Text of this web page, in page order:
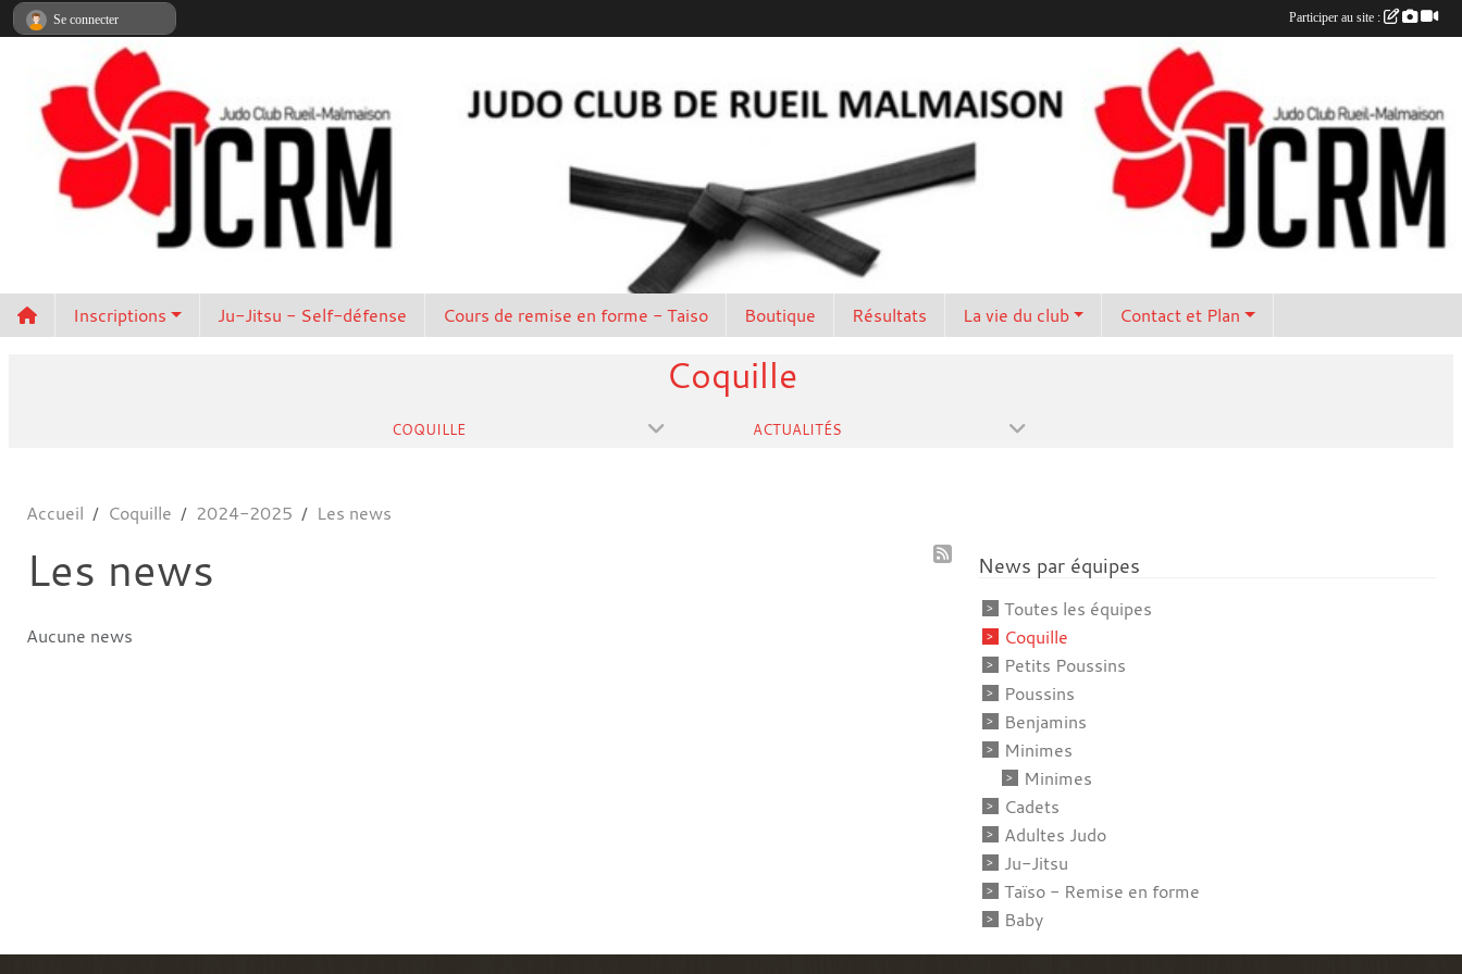
Inscriptions Ju-Jitsu - Self-défense Cours de remise en forme - Taiso Boutique Résultats La vie du club Contact et Plan
Coquille
COQUILLE ACTUALITÉS
Accueil Coquille 2024-2025 Les news
Les news
Aucune news
News par équipes
Toutes les équipes
Coquille
Petits Poussins
Poussins
Benjamins
Minimes
Minimes
Cadets
Adultes Judo
Ju-Jitsu
Taïso - Remise en forme
Baby
Se connecter Participer au site :
Panneau de gestion des cookies